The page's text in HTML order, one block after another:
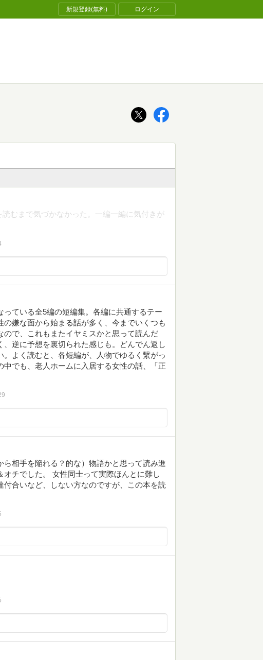
新規登録(無料) ログイン
むまで気づかなかった。一編一編に気付きが
ている全5編の短編集。各編に共通するテー
嫌な面から始まる話が多く、今までいくつも
で、これもまたイヤミスかと思って読んだ
逆に予想を裏切られた感じも。どんでん返し
よく読むと、各短編が、人物でゆるく繋がっ
でも、老人ホームに入居する女性の話、「正
ら相手を陥れる？的な）物語かと思って読み進
チでした。 女性同士って実際ほんとに難し
合いなど、しない方なのですが、この本を読